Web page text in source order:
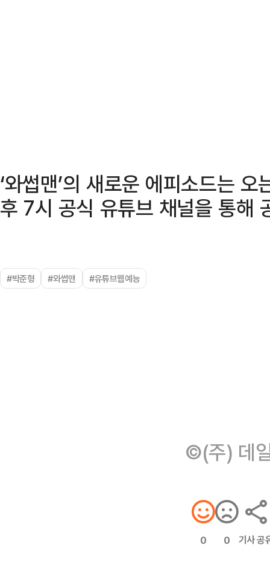
‘와썹맨’의 새로운 에피소드는
후 7시 공식 유튜브 채널을 통해
#박준형 #와썹맨 #유튜브웹예능
©(주) 데
0 0 기사 공